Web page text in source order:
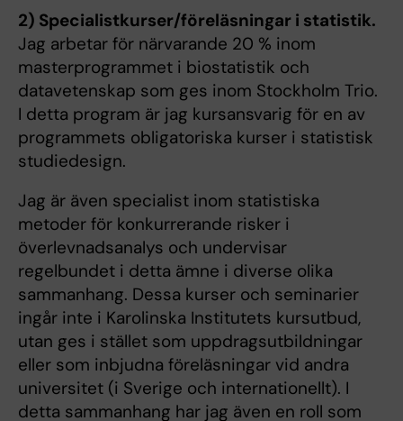
2) Specialistkurser/föreläsningar i statistik.
Jag arbetar för närvarande 20 % inom
masterprogrammet i biostatistik och
datavetenskap som ges inom Stockholm Trio.
I detta program är jag kursansvarig för en av
programmets obligatoriska kurser i statistisk
studiedesign.
Jag är även specialist inom statistiska
metoder för konkurrerande risker i
överlevnadsanalys och undervisar
regelbundet i detta ämne i diverse olika
sammanhang. Dessa kurser och seminarier
ingår inte i Karolinska Institutets kursutbud,
utan ges i stället som uppdragsutbildningar
eller som inbjudna föreläsningar vid andra
universitet (i Sverige och internationellt). I
detta sammanhang har jag även en roll som